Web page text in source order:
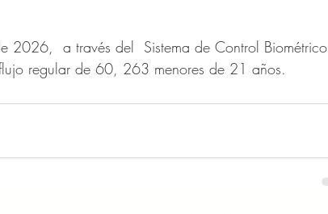
2026,  a través del  Sistema de Control Biométrico
regular de 60, 263 menores de 21 años.